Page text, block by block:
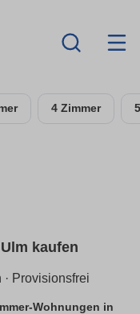
4 Zimmer
kaufen
Provisionsfrei
Wohnungen in